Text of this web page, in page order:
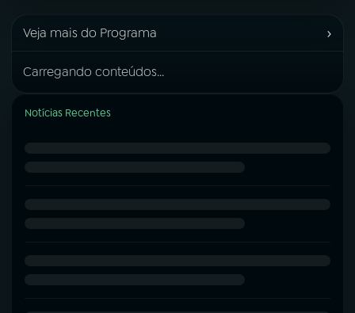
Veja mais do Programa ›
Carregando conteúdos...
Notícias Recentes